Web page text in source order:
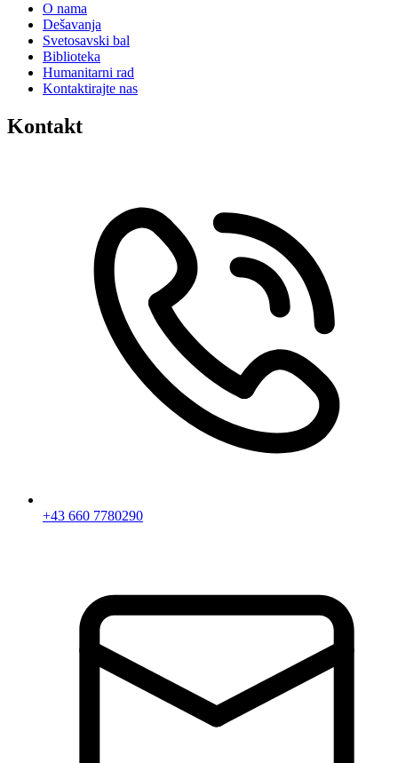
O nama
Dešavanja
Svetosavski bal
Biblioteka
Humanitarni rad
Kontaktirajte nas
Kontakt
+43 660 7780290